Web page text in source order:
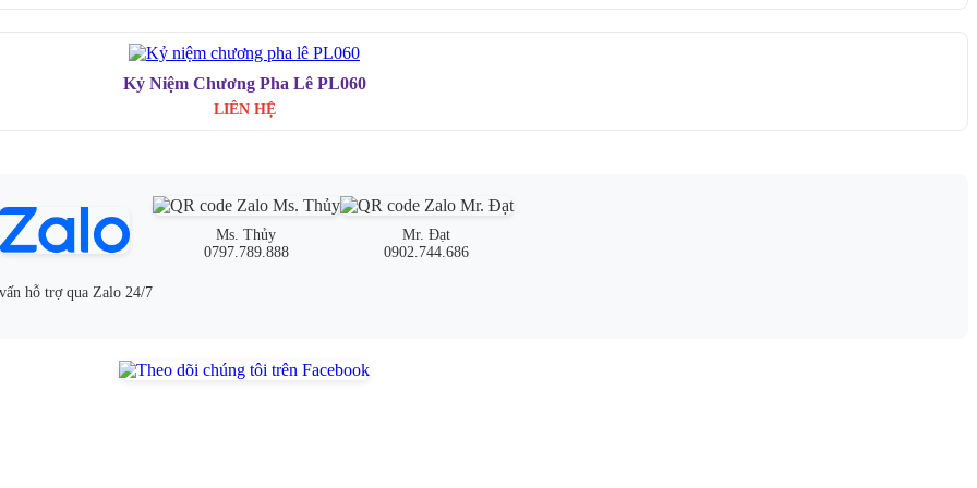
Kỷ Niệm Chương Pha Lê PL060
LIÊN HỆ
hỗ trợ qua Zalo 24/7
Ms. Thủy
0797.789.888
Mr. Đạt
0902.744.686